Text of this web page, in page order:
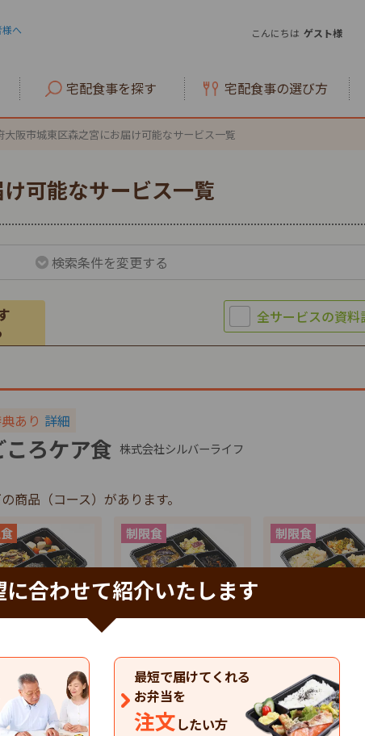
へ こんにちは ゲスト様
宅配食事を探す 宅配食事の選び方
大阪市城東区森之宮にお届け可能なサービス一覧
に合わせて紹介いたします
最短で届けてくれる
お弁当を
注文したい方
可能なサービス一覧
検索条件を変更する
あり 詳細
ころケア食 株式会社シルバーライフ
商品（コース）があります。
円 税込
特典
4,137円 税込
特典
4,137円
ころケア食のお弁当の一覧を見る